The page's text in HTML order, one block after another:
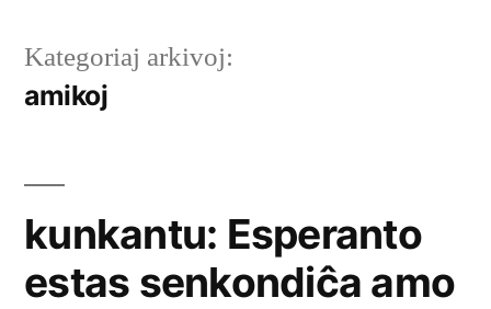
Kategoriaj arkivoj:
amikoj
kunkantu: Esperanto
estas senkondiĉa amo